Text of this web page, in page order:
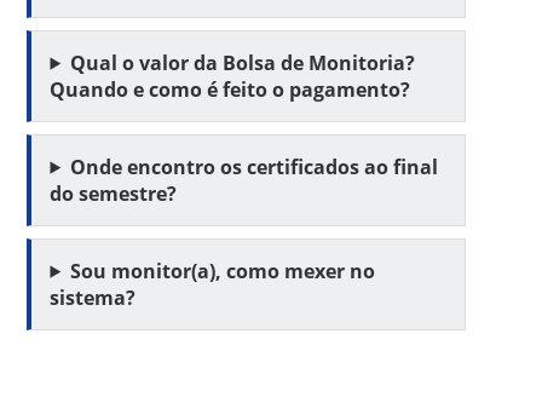
Qual o valor da Bolsa de Monitoria?
Quando e como é feito o pagamento?
Onde encontro os certificados ao final
do semestre?
Sou monitor(a), como mexer no
sistema?